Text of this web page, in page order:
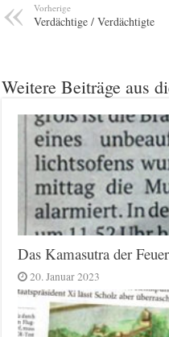
Vorherige
Verdächtige / Verdächtigte
Weitere Beiträge aus
Das Kamasutra der
20. Januar 2023